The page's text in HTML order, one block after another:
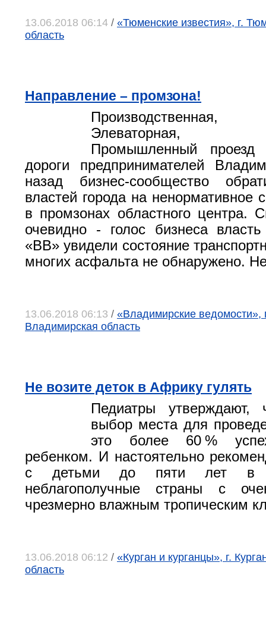
13.06.2018 06:14 / «Тюменские известия», г.
область
Направление – промзона!
Элеваторная,
Промышленный
дороги предпринимателей
назад бизнес-сообщество
властей города на ненормативное
в промзонах областного центра.
очевидно - голос бизнеса
«ВВ» увидели состояние
многих асфальта не обнаружено.
13.06.2018 06:13 / «Владимирские ведомости»,
Владимирская область
Не возите деток в Африку гулять
Педиатры утверждают,
выбор места для
это более 60 %
ребенком. И настоятельно
с детьми до пяти лет в
неблагополучные страны с
чрезмерно влажным тропическим
13.06.2018 06:12 / «Курган и курганцы», г.
область